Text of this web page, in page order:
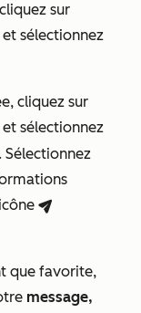
sur
et sélectionnez
cliquez sur
et sélectionnez
Sélectionnez
breezeSendIcon
que favorite,
message,